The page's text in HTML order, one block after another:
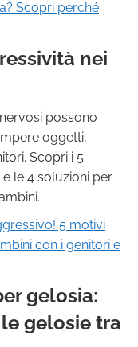
Scopri perché
nei
possono
oggetti,
Scopri i 5
le 4 soluzioni per
5 motivi
con i genitori e
gelosia:
gelosie tra